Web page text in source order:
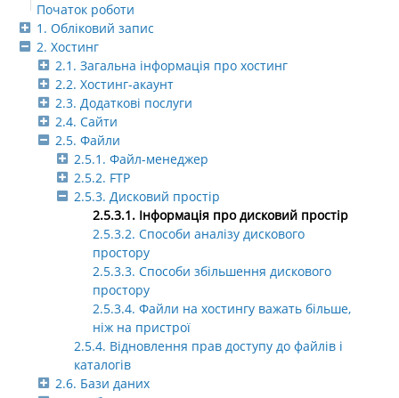
Початок роботи
1. Обліковий запис
2. Хостинг
2.1. Загальна інформація про хостинг
2.2. Хостинг-акаунт
2.3. Додаткові послуги
2.4. Сайти
2.5. Файли
2.5.1. Файл-менеджер
2.5.2. FTP
2.5.3. Дисковий простір
2.5.3.1. Інформація про дисковий простір
2.5.3.2. Способи аналізу дискового
простору
2.5.3.3. Способи збільшення дискового
простору
2.5.3.4. Файли на хостингу важать більше,
ніж на пристрої
2.5.4. Відновлення прав доступу до файлів і
каталогів
2.6. Бази даних